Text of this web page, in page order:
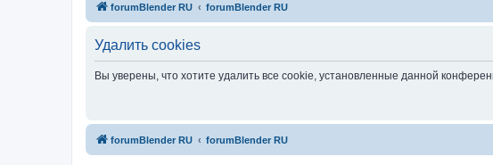
forumBlender RU forumBlender RU
Удалить cookies
Вы уверены, что хотите удалить все cookie, установленные данной
forumBlender RU forumBlender RU